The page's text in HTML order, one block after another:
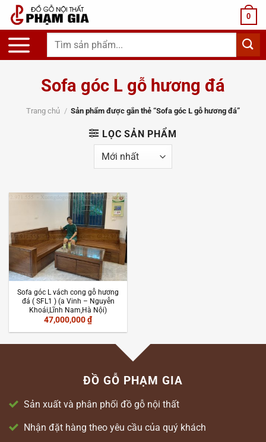
Chuyển
đến
nội
dung
0
Tìm
Sofa góc L gỗ hương đá
Trang chủ / Sản phẩm được gắn thẻ “Sofa góc L gỗ hương đá”
LỌC SẢN PHẨM
Sofa góc L vách cong gỗ hương
đá ( SFL1 ) (a Vinh – Nguyễn
Khoái,Lĩnh Nam,Hà Nội)
47,000,000₫
ĐỒ GỖ PHẠM GIA
Sản xuất và phân phối đồ gỗ nội thất
Nhận đặt hàng theo yêu cầu của quý khách